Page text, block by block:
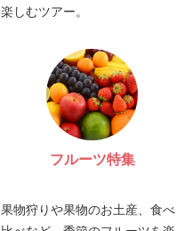
楽しむツアー。
フルーツ特集
果物狩りや果物のお土産、食べ